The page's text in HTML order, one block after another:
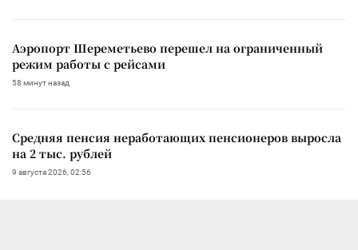
Аэропорт Шереметьево перешел на ограниченный
режим работы с рейсами
58 минут назад
Средняя пенсия неработающих пенсионеров выросла
на 2 тыс. рублей
9 августа 2026, 02:56